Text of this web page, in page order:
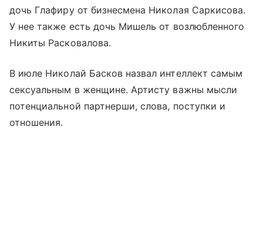
дочь Глафиру от бизнесмена Николая Саркисова.
У нее также есть дочь Мишель от возлюбленного
Никиты Расковалова.
В июле Николай Басков назвал интеллект самым
сексуальным в женщине. Артисту важны мысли
потенциальной партнерши, слова, поступки и
отношения.